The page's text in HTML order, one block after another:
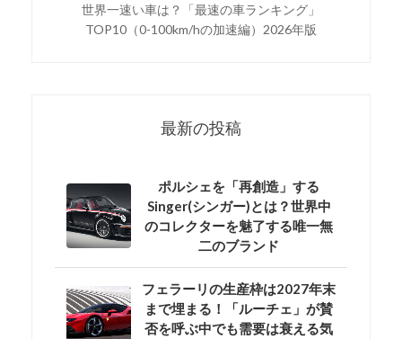
世界一速い車は？「最速の車ランキング」
TOP10（0-100km/hの加速編）2026年版
最新の投稿
ポルシェを「再創造」する
Singer(シンガー)とは？世界中
のコレクターを魅了する唯一無
二のブランド
フェラーリの生産枠は2027年末
まで埋まる！「ルーチェ」が賛
否を呼ぶ中でも需要は衰える気